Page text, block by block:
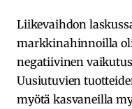
Liikevaihdon
markkinahinnoilla
negatiivinen
Uusiutuvien
myötä kasvaneilla